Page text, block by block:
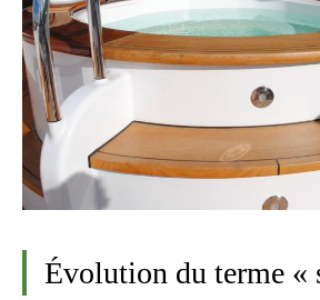
Évolution du terme «